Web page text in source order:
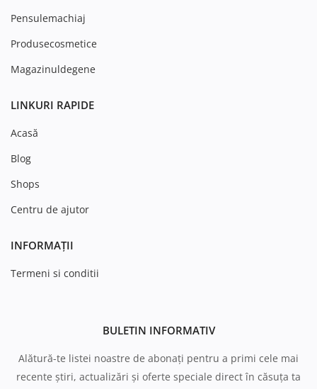
Pensulemachiaj
Produsecosmetice
Magazinuldegene
LINKURI RAPIDE
Acasă
Blog
Shops
Centru de ajutor
INFORMAȚII
Termeni si conditii
BULETIN INFORMATIV
Alătură-te listei noastre de abonați pentru a primi cele mai
recente știri, actualizări și oferte speciale direct în căsuța ta